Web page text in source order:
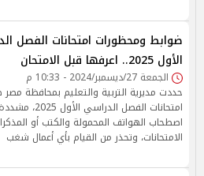
ضوابط ومحظورات امتحانات الفصل
الأول 2025.. اعرفها قبل الامتحان
الجمعة 27/ديسمبر/2024 - 10:33 م
حددت مديرية التربية والتعليم بمحافظة
امتحانات الفصل
اصطحاب الهواتف المحمولة والكتب أو
الامتحانات، وتحذر من القيام بأي أعمال شغب